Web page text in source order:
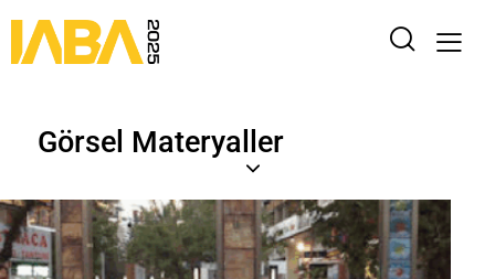
Görsel Materyaller